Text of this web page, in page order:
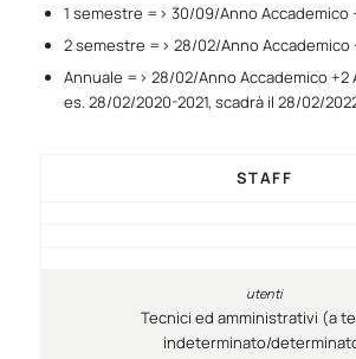
1 semestre => 30/09/Anno Accademico
2 semestre => 28/02/Anno Accademico
Annuale => 28/02/Anno Accademico +2
es. 28/02/2020-2021, scadrà il 28/02/
STAFF
Tecnici ed amministrativi (a
indeterminato/